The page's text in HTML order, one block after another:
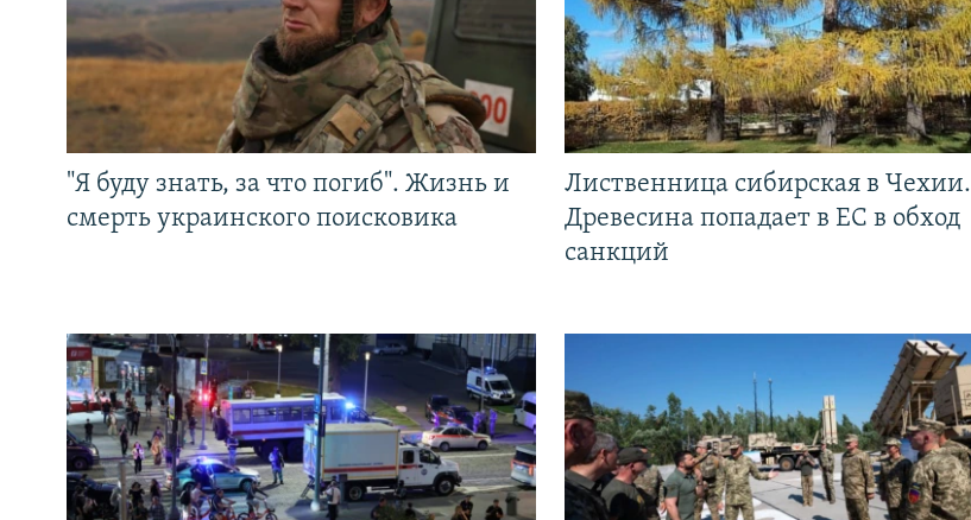
"Я буду знать, за что погиб". Жизнь и
смерть украинского поисковика
Лиственница сибирская в Чехии.
Древесина попадает в ЕС в обход
санкций